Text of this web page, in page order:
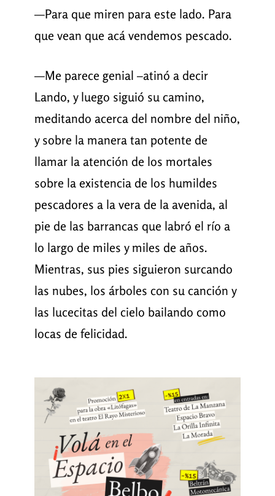
—Para que miren para este lado. Para
que vean que acá vendemos pescado.
—Me parece genial –atinó a decir
Lando, y luego siguió su camino,
meditando acerca del nombre del niño,
y sobre la manera tan potente de
llamar la atención de los mortales
sobre la existencia de los humildes
pescadores a la vera de la avenida, al
pie de las barrancas que labró el río a
lo largo de miles y miles de años.
Mientras, sus pies siguieron surcando
las nubes, los árboles con su canción y
las lucecitas del cielo bailando como
locas de felicidad.